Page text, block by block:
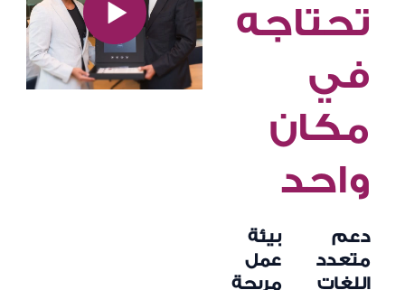
تحتاجه
في
مكان
واحد
بيئة
عمل
مريحة
دعم
متعدد
اللغات